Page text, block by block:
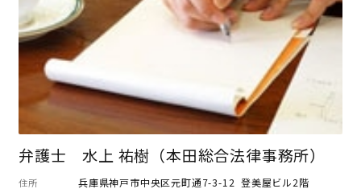
弁護士 水上 祐樹（本田総合法律事務所）
住所 兵庫県神戸市中央区元町通7-3-12 登美屋ビル2階